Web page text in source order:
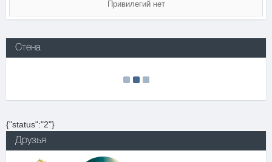
Привилегий нет
Стена
{"status":"2"}
Друзья